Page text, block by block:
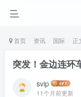
首页 资讯 国际 正
突发！金边连环
svip
11个月前更新